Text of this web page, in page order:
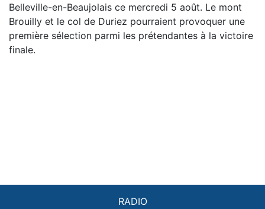
Belleville-en-Beaujolais ce mercredi 5 août. Le mont
Brouilly et le col de Duriez pourraient provoquer une
première sélection parmi les prétendantes à la victoire
finale.
RADIO